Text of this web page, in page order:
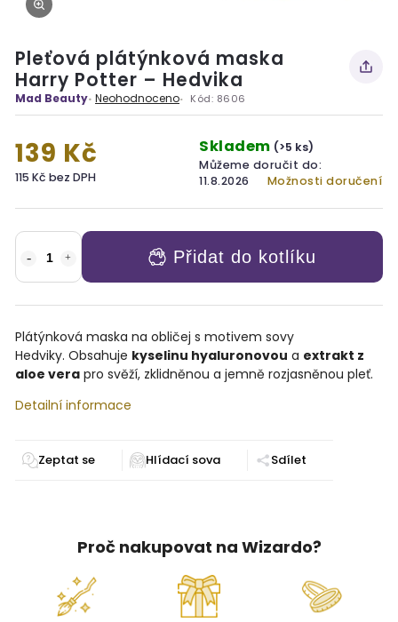
Pleťová plátýnková maska
Harry Potter – Hedvika
Mad Beauty Neohodnoceno Kód: 8606
139 Kč
115 Kč bez DPH
Skladem (>5 ks)
Můžeme doručit do:
11.8.2026
Možnosti doručení
Přidat do kotlíku
Plátýnková maska na obličej s motivem sovy
Hedviky. Obsahuje kyselinu hyaluronovou a extrakt z
aloe vera pro svěží, zklidněnou a jemně rozjasněnou pleť.
Detailní informace
Zeptat se Sdílet
Proč nakupovat na Wizardo?